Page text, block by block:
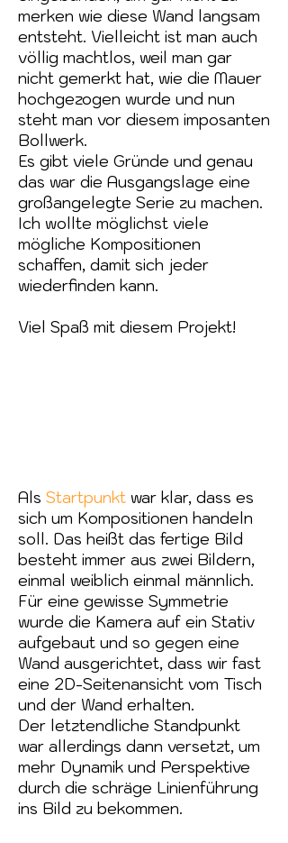
merken wie diese Wand langsam
entsteht. Vielleicht ist man auch
völlig machtlos, weil man gar
nicht gemerkt hat, wie die Mauer
hochgezogen wurde und nun
steht man vor diesem imposanten
Bollwerk.
Es gibt viele Gründe und genau
das war die Ausgangslage eine
großangelegte Serie zu machen.
Ich wollte möglichst viele
mögliche Kompositionen
schaffen, damit sich jeder
wiederfinden kann.
Viel Spaß mit diesem Projekt!
Als Startpunkt war klar, dass es
sich um Kompositionen handeln
soll. Das heißt das fertige Bild
besteht immer aus zwei Bildern,
einmal weiblich einmal männlich.
Für eine gewisse Symmetrie
wurde die Kamera auf ein Stativ
aufgebaut und so gegen eine
Wand ausgerichtet, dass wir fast
eine 2D-Seitenansicht vom Tisch
und der Wand erhalten.
Der letztendliche Standpunkt
war allerdings dann versetzt, um
mehr Dynamik und Perspektive
durch die schräge Linienführung
ins Bild zu bekommen.